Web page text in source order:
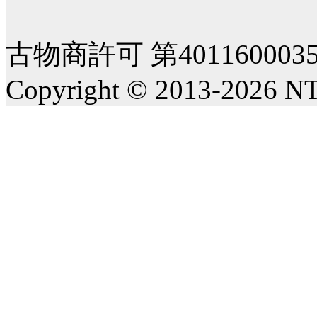
古物商許可 第
Copyright © 2013-2026